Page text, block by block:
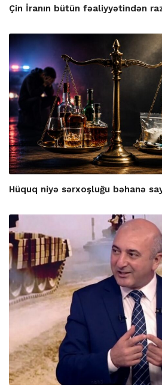
Çin İranın bütün fəaliyyətindən
Hüquq niyə sərxoşluğu bəhanə